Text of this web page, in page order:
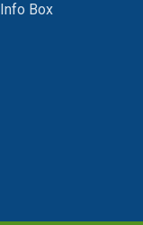
Info Box